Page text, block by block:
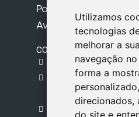
Utilizamos
tecnologias
melhorar a
navegação
forma a
direcionados,
do site e
Utilizamos
tecnologias
melhorar a
navegação
forma a
direcionados,
do site e
Política de Privacidade
Aviso Legal
CONTACTO
gestion@safeliz.com
C. del Pradillo, 6,
Madrid
+34 918 459 877